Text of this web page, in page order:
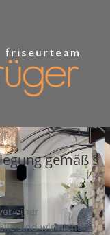
gemäß §
einer
sind wir nicht